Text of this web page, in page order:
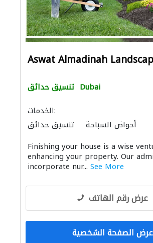
Aswat Almadinah
تنسيق حدائق Dubai
الخدمات:
تنسيق حدائق
أحواض السباحة
Finishing your house is a wise
enhancing your property. Our
incorporate nur... See More
عرض رقم الهاتف
عرض الصفحة الشخصية